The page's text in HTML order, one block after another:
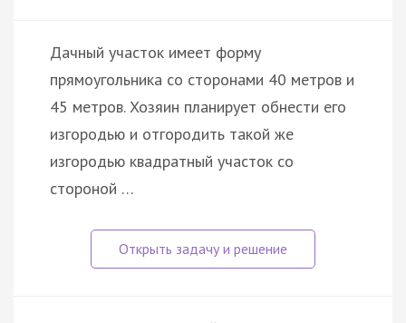
Дачный участок имеет форму
прямоугольника со сторонами 40 метров и
45 метров. Хозяин планирует обнести его
изгородью и отгородить такой же
изгородью квадратный участок со
стороной …